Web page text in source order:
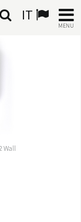
IT
MENU
Wall